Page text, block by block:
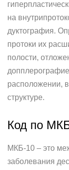
на
дуктография.
протоки их
полости,
расположении,
структуре.
Код по
МКБ-10 – это
заболевания